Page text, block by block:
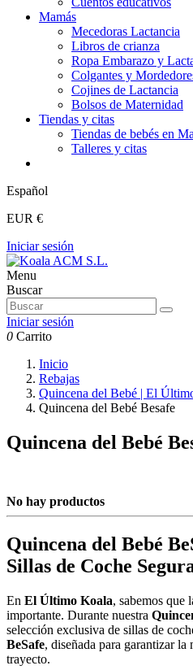
Mamás
Mecedoras Lactancia
Libros de crianza
Ropa Embarazo y
Colgantes y
Cojines de Lactancia
Bolsos de Maternidad
Tiendas y citas
Tiendas de bebés en
Talleres y citas
Español
EUR €
Iniciar sesión
Menu
Buscar
Iniciar sesión
0 Carrito
Inicio
Rebajas
Quincena del Bebé | El
Quincena del Bebé Besafe
Quincena del Bebé
No hay productos
Quincena del Bebé
Sillas de Coche
En El Último Koala, sabemos que
importante. Durante nuestra
selección exclusiva de sillas de
BeSafe, diseñada para garantizar
trayecto.